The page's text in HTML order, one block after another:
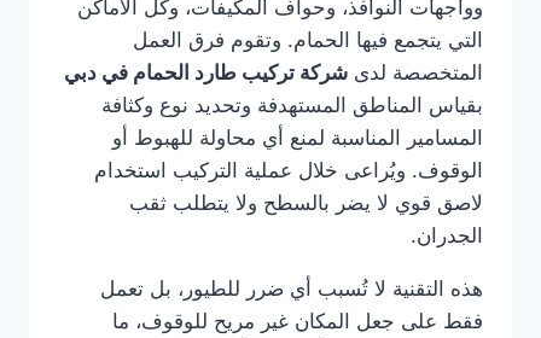
وواجهات النوافذ، وحواف المكيفات، وكل الأماكن
التي يتجمع فيها الحمام. وتقوم فرق العمل
المتخصصة لدى شركة تركيب طارد الحمام في دبي
بقياس المناطق المستهدفة وتحديد نوع وكثافة
المسامير المناسبة لمنع أي محاولة للهبوط أو
الوقوف. ويُراعى خلال عملية التركيب استخدام
لاصق قوي لا يضر بالسطح ولا يتطلب ثقب
الجدران.
هذه التقنية لا تُسبب أي ضرر للطيور، بل تعمل
فقط على جعل المكان غير مريح للوقوف، ما